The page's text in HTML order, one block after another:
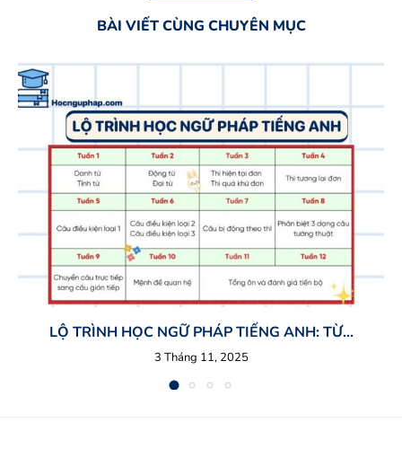
BÀI VIẾT CÙNG CHUYÊN MỤC
LỘ TRÌNH HỌC NGỮ PHÁP TIẾNG ANH: TỪ...
3 Tháng 11, 2025